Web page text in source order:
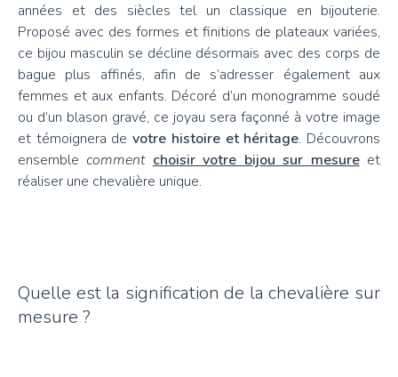
années et des siècles tel un classique en bijouterie.
Proposé avec des formes et finitions de plateaux variées,
ce bijou masculin se décline désormais avec des corps de
bague plus affinés, afin de s’adresser également aux
femmes et aux enfants. Décoré d’un monogramme soudé
ou d’un blason gravé, ce joyau sera façonné à votre image
et témoignera devotre histoire et héritage. Découvrons
ensemblecomment choisir votre bijou sur mesureet
réaliser une chevalière unique.
Quelle est la signification de la chevalière sur
mesure ?